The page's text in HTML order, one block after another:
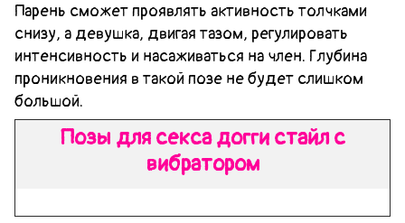
Парень сможет проявлять активность толчками
снизу, а девушка, двигая тазом, регулировать
интенсивность и насаживаться на член. Глубина
проникновения в такой позе не будет слишком
большой.
Позы для секса догги стайл с
вибратором